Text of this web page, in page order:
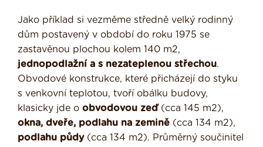
Jako příklad si vezměme středně velký rodinný
dům postavený v období do roku 1975 se
zastavěnou plochou kolem 140 m2,
jednopodlažní a s nezateplenou střechou.
Obvodové konstrukce, které přicházejí do styku
s venkovní teplotou, tvoří obálku budovy,
klasicky jde o obvodovou zeď(cca 145 m2),
okna, dveře, podlahu na zemině (cca 134 m2),
podlahu půdy(cca 134 m2). Průměrný součinitel